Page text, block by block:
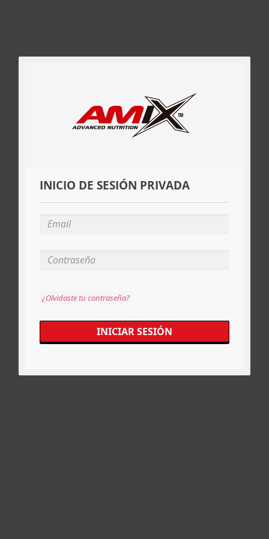
INICIO DE SESIÓN PRIVADA
¿Olvidaste tu contraseña?
INICIAR SESIÓN